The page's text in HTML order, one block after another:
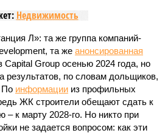
Недвижимость
Л»: та же группа компаний-
та же анонсированная
Capital Group осенью 2024 года, но
результатов, по словам дольщиков,
По информации из профильных
ЖК строители обещают сдать к
– к марту 2028-го. Но никто при
не задается вопросом: как эти